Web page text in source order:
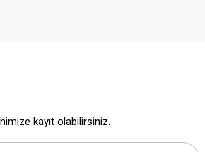
kayıt olabilirsiniz.